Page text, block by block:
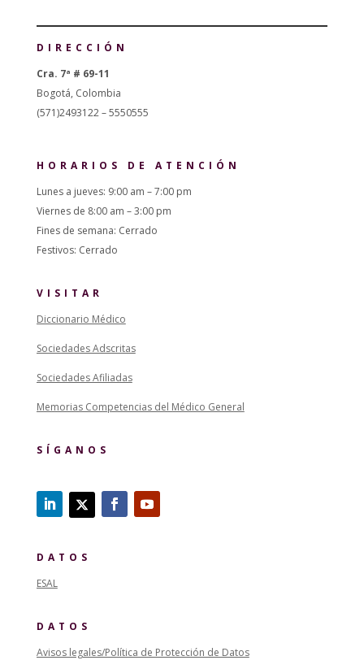
DIRECCIÓN
Cra. 7ª # 69-11
Bogotá, Colombia
(571)2493122 – 5550555
HORARIOS DE ATENCIÓN
Lunes a jueves: 9:00 am – 7:00 pm
Viernes de 8:00 am – 3:00 pm
Fines de semana: Cerrado
Festivos: Cerrado
VISITAR
Diccionario Médico
Sociedades Adscritas
Sociedades Afiliadas
Memorias Competencias del Médico General
SÍGANOS
DATOS
ESAL
DATOS
Avisos legales/Política de Protección de Datos